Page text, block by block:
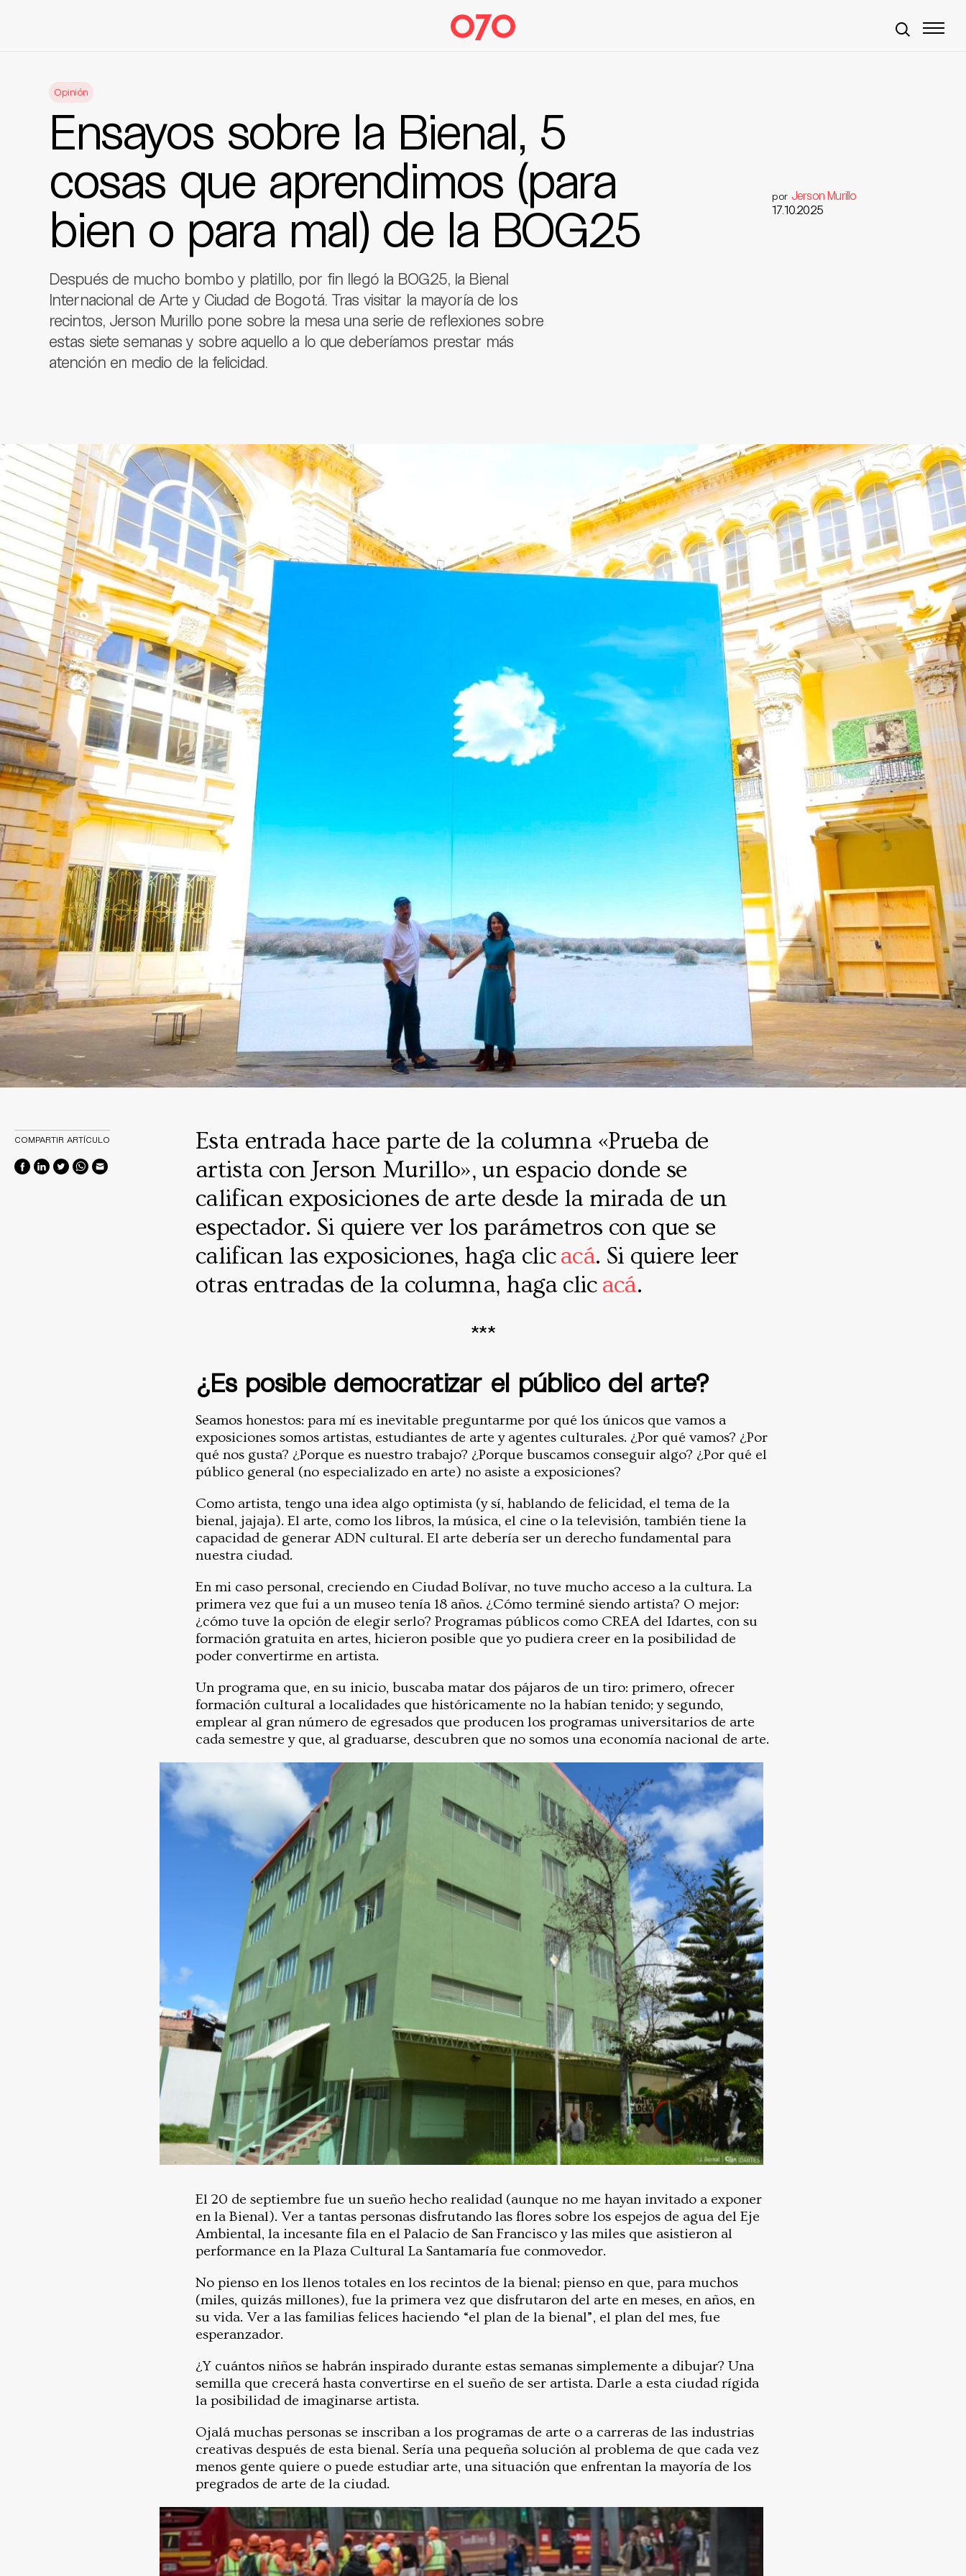
Opinión
Ensayos sobre la Bienal, 5
cosas que aprendimos (para
bien o para mal) de la BOG25
Después de mucho bombo y platillo, por fin llegó la BOG25, la Bienal
Internacional de Arte y Ciudad de Bogotá. Tras visitar la mayoría de los
recintos, Jerson Murillo pone sobre la mesa una serie de reflexiones sobre
estas siete semanas y sobre aquello a lo que deberíamos prestar más
atención en medio de la felicidad.
por Jerson Murillo
17.10.2025
Esta entrada hace parte de la columna «Prueba de
artista con Jerson Murillo», un espacio donde se
califican exposiciones de arte desde la mirada de un
espectador. Si quiere ver los parámetros con que se
califican las exposiciones, haga clicacá. Si quiere leer
otras entradas de la columna, haga clic acá.
***
¿Es posible democratizar el público del arte?
Seamos honestos: para mí es inevitable preguntarme por qué los únicos que vamos a
exposiciones somos artistas, estudiantes de arte y agentes culturales. ¿Por qué vamos? ¿Por
qué nos gusta? ¿Porque es nuestro trabajo? ¿Porque buscamos conseguir algo? ¿Por qué el
público general (no especializado en arte) no asiste a exposiciones?
Como artista, tengo una idea algo optimista (y sí, hablando de felicidad, el tema de la
bienal, jajaja). El arte, como los libros, la música, el cine o la televisión, también tiene la
capacidad de generar ADN cultural. El arte debería ser un derecho fundamental para
nuestra ciudad.
En mi caso personal, creciendo en Ciudad Bolívar, no tuve mucho acceso a la cultura. La
primera vez que fui a un museo tenía 18 años. ¿Cómo terminé siendo artista? O mejor:
¿cómo tuve la opción de elegir serlo? Programas públicos como CREA del Idartes, con su
formación gratuita en artes, hicieron posible que yo pudiera creer en la posibilidad de
poder convertirme en artista.
Un programa que, en su inicio, buscaba matar dos pájaros de un tiro: primero, ofrecer
formación cultural a localidades que históricamente no la habían tenido; y segundo,
emplear al gran número de egresados que producen los programas universitarios de arte
cada semestre y que, al graduarse, descubren que no somos una economía nacional de arte.
El 20 de septiembre fue un sueño hecho realidad (aunque no me hayan invitado a exponer
en la Bienal). Ver a tantas personas disfrutando las flores sobre los espejos de agua del Eje
Ambiental, la incesante fila en el Palacio de San Francisco y las miles que asistieron al
performance en la Plaza Cultural La Santamaría fue conmovedor.
No pienso en los llenos totales en los recintos de la bienal; pienso en que, para muchos
(miles, quizás millones), fue la primera vez que disfrutaron del arte en meses, en años, en
su vida. Ver a las familias felices haciendo “el plan de la bienal”, el plan del mes, fue
esperanzador.
¿Y cuántos niños se habrán inspirado durante estas semanas simplemente a dibujar? Una
semilla que crecerá hasta convertirse en el sueño de ser artista. Darle a esta ciudad rígida
la posibilidad de imaginarse artista.
Ojalá muchas personas se inscriban a los programas de arte o a carreras de las industrias
creativas después de esta bienal. Sería una pequeña solución al problema de que cada vez
menos gente quiere o puede estudiar arte, una situación que enfrentan la mayoría de los
pregrados de arte de la ciudad.
COMPARTIR ARTÍCULO